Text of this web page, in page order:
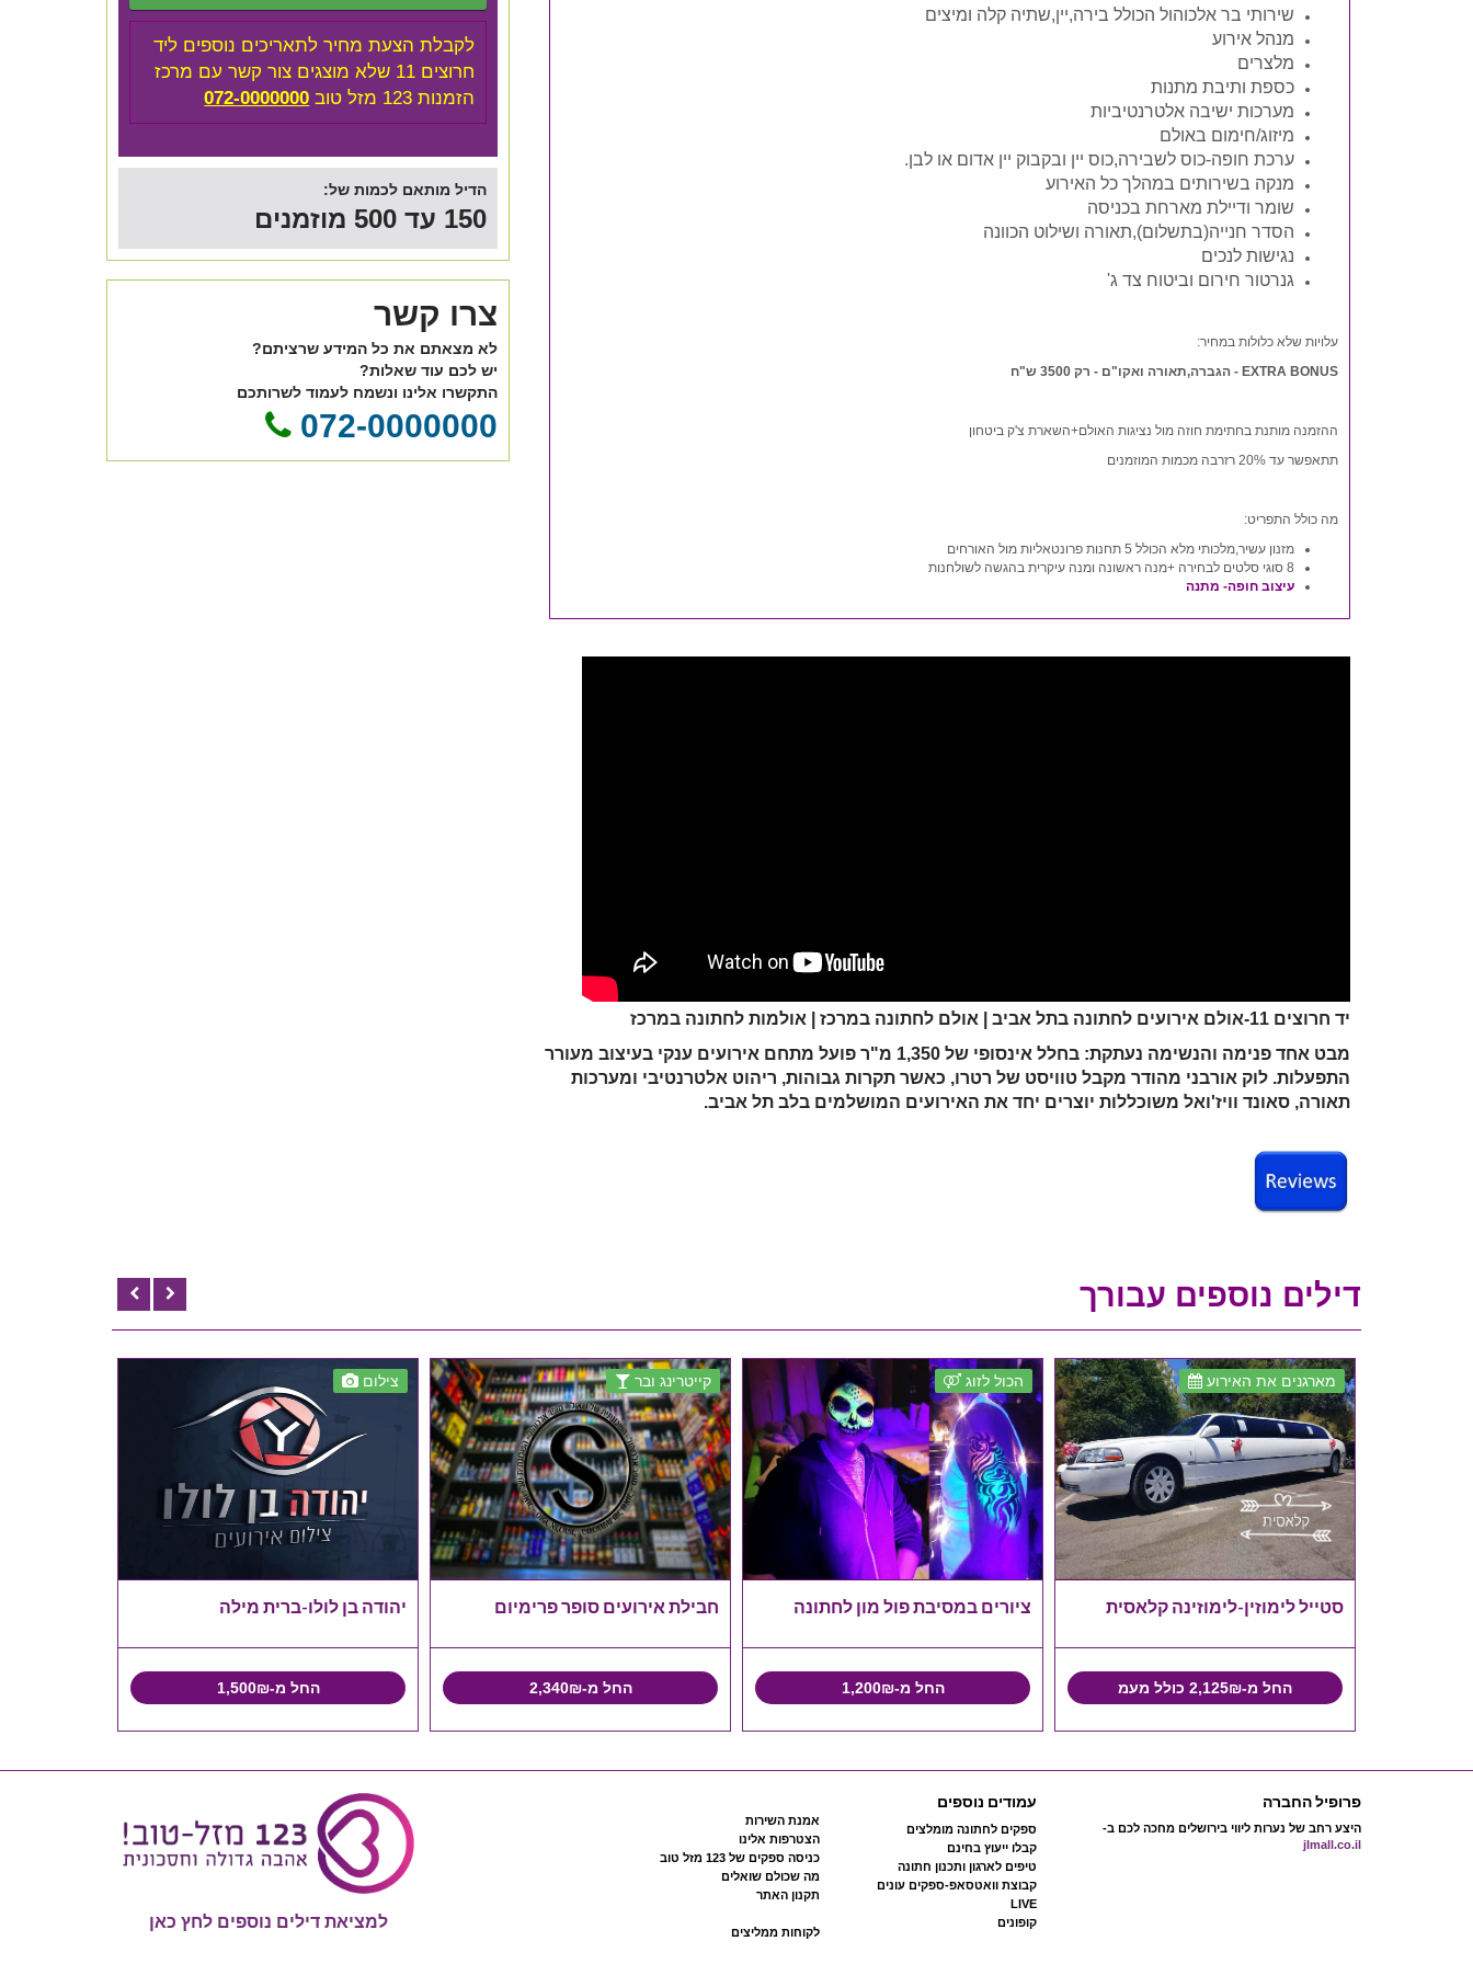
לקבלת הצעת מחיר לתאריכים נוספים ליד
חרוצים 11 שלא מוצגים צור קשר עם מרכז
הזמנות 123 מזל טוב
072-0000000
הדיל מותאם לכמות של:
150 עד 500 מוזמנים
צרו קשר
לא מצאתם את כל המידע שרציתם?
יש לכם עוד שאלות?
התקשרו אלינו ונשמח לעמוד לשרותכם
072-0000000
שירותי בר אלכוהול הכולל בירה,יין,שתיה קלה ומיצים
מנהל אירוע
מלצרים
כספת ותיבת מתנות
מערכות ישיבה אלטרנטיביות
מיזוג/חימום באולם
ערכת חופה-כוס לשבירה,כוס יין ובקבוק יין אדום או לבן.
מנקה בשירותים במהלך כל האירוע
שומר ודיילת מארחת בכניסה
הסדר חנייה(בתשלום),תאורה ושילוט הכוונה
נגישות לנכים
גנרטור חירום וביטוח צד ג'
עלויות שלא כלולות במחיר:
EXTRA BONUS - הגברה,תאורה ואקו"ם - רק 3500 ש"ח
ההזמנה מותנת בחתימת חוזה מול נציגות האולם+השארת צ'ק ביטחון
תתאפשר עד 20% רזרבה מכמות המוזמנים
מה כולל התפריט:
מזנון עשיר,מלכותי מלא הכולל 5 תחנות פרונטאליות מול האורחים
8 סוגי סלטים לבחירה +מנה ראשונה ומנה עיקרית בהגשה לשולחנות
עיצוב חופה- מתנה
יד חרוצים 11-אולם אירועים לחתונה בתל אביב | אולם לחתונה במרכז | אולמות לחתונה במרכז
מבט אחד פנימה והנשימה נעתקת: בחלל אינסופי של 1,350 מ"ר פועל מתחם אירועים ענקי בעיצוב מעורר
התפעלות. לוק אורבני מהודר מקבל טוויסט של רטרו, כאשר תקרות גבוהות, ריהוט אלטרנטיבי ומערכות
תאורה, סאונד וויז'ואל משוכללות יוצרים יחד את האירועים המושלמים בלב תל אביב.
דילים נוספים עבורך
מארגנים את האירוע
סטייל לימוזין-לימוזינה קלאסית
החל מ-2,125₪ כולל מעמ
הכול לזוג
ציורים במסיבת פול מון לחתונה
החל מ-1,200₪
קייטרינג ובר
חבילת אירועים סופר פרימיום
החל מ-2,340₪
צילום
יהודה בן לולו-ברית מילה
החל מ-1,500₪
למציאת דילים נוספים לחץ כאן
פרופיל החברה
היצע רחב של נערות ליווי בירושלים מחכה לכם ב-
jlmall.co.il
עמודים נוספים
ספקים לחתונה מומלצים
קבלו ייעוץ בחינם
טיפים לארגון ותכנון חתונה
קבוצת וואטסאפ-ספקים עונים
LIVE
קופונים
אמנת השירות
הצטרפות אלינו
כניסה ספקים של 123 מזל טוב
מה שכולם שואלים
תקנון האתר
לקוחות ממליצים